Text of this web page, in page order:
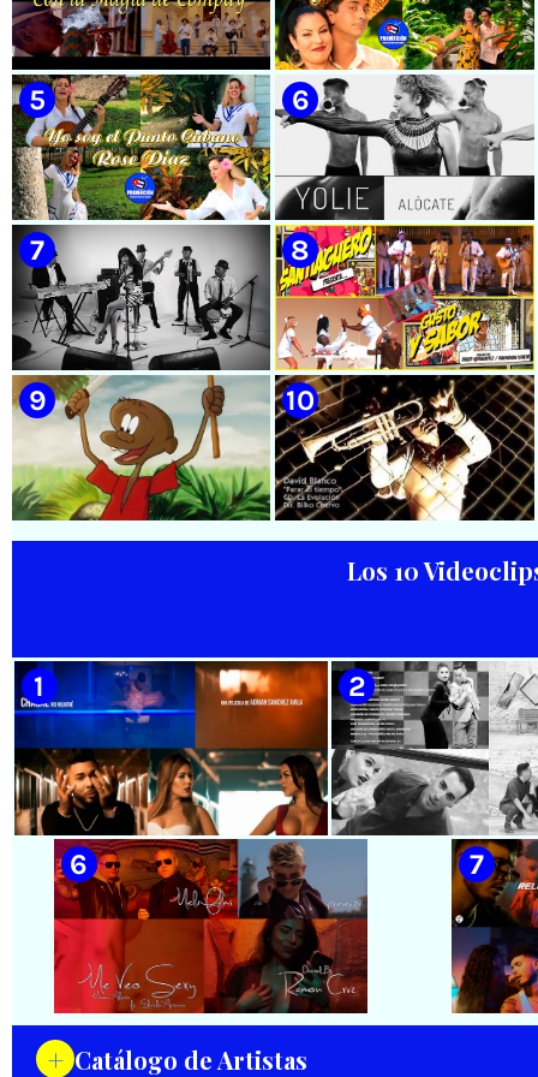
🟡 Casabe & Moncada & Buena
Fe - ¨Gallo de pelea¨ - Videoclip
- Dirección: Omar Leyva
🟡 Randy & White -
Extraterrestres - ¨Smoking¨ -
Videoclip - Dirección: Pepe
Salom
🟡 Grupo Compay Segundo ||
¨Con La Magia de Compay¨ ||
Música popular tradicional
cubana || Videoclip || CUBA
🟡 Susel Gómez (La China) ||
¨Oye Mi Leloley¨ || Director:
Onelio Jesús Larralde González
|| Música popular bailable
cubana || Videoclip || CUBA
🟡 Rose Díaz || ¨Yo soy el Punto
Cubano¨ (Autores: Celina
González y Reutilio
Domínguez) || Director:
Yuliades Mariño Cabello ||
Música popular tradicional
cubana - Punto Cubano -
Punto Guajiro || Videoclip ||
CUBA
🟡 Yolie - ¨Alócate¨ - Videoclip
- Dirección: Pedro Vázquez
🟡 Lázaro Valdés & Bamboleo -
¨Necesito tiempo¨ - Videoclip -
Dirección: Salamandra
Productions
🟡 Septeto Santiaguero -
¨Gusto y Sabor¨ - Videoclip -
Dirección: David Hernández -
Baghavan Ishaya
¨Chapeando¨ - Videoclip
Animado - Dirección: Ian
Padrón
tiempo¨ - Videoclip -
Dirección: Bilko Cuervo
Los 10
🟡 Chacal - ¨No Volveré¨ - Videoclip
- Dirección: Adrián Sánchez Ávila
🟡 Adrián
Manzanares - ¨Ya es
Videoclip -
+ Catálogo de Artistas